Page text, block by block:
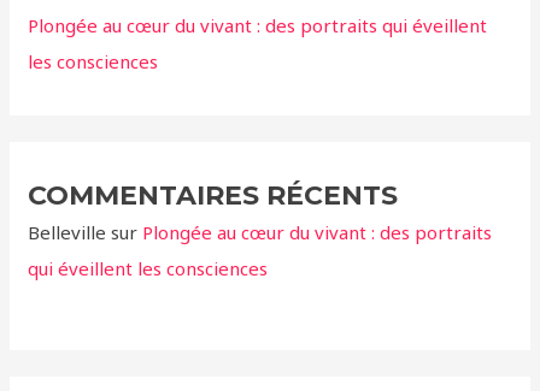
Plongée au cœur du vivant : des portraits qui éveillent
les consciences
COMMENTAIRES RÉCENTS
Belleville sur Plongée au cœur du vivant : des portraits
qui éveillent les consciences